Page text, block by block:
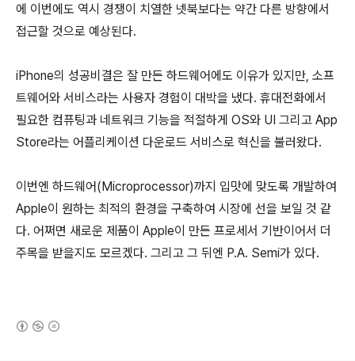
에 이번에도 역시 경쟁이 치열한 넷북보다는 약간 다른 방향에서
접근할 것으로 예상된다.
iPhone의 성공비결은 잘 만든 하드웨어에도 이유가 있지만, 소프
트웨어와 서비스라는 사용자 경험이 대박을 냈다. 휴대전화에서
필요한 컴퓨팅과 네트워크 기능을 적절하게 OS와 UI 그리고 App
Store라는 어플리케이션 다운로드 서비스로 혁신을 불러왔다.
이번엔 하드웨어(Microprocessor)까지 입맛에 맞도록 개발하여
Apple이 원하는 최적의 환경을 구축하여 시장에 선을 보일 것 같
다. 어쩌면 새로운 제품이 Apple이 만든 프로세서 기반이어서 더
주목을 받을지도 모르겠다. 그리고 그 뒤엔 P.A. Semi가 있다.